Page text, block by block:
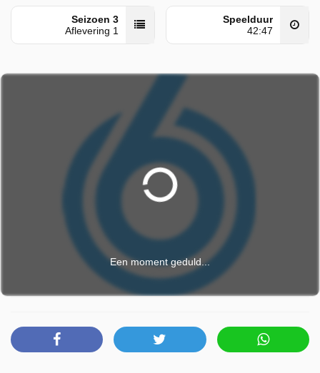
een vriend voor het leven. Charly brengt ook een bezoek
aan Aukje, die samen met haar gezin jarenlang een warm
thuis bood aan puppy's, als pleeggezin voor KNGF. Met
kunnen bedenken dat ze zelf ooit een hulphond nodig zou
hebben. Maar het leven neemt een onverwachte wending...
In The Picture is door SBS 6 uitgezonden op maandag 9
februari 2026 om 20:35 uur.
Seizoen 3
Aflevering 1
Speelduur
42:47
Een moment geduld...